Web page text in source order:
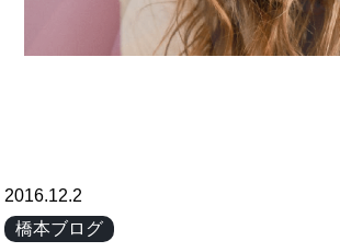
2016.12.2
橋本ブログ